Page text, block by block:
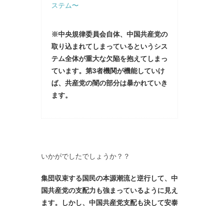
ステム〜
※中央規律委員会自体、中国共産党の
取り込まれてしまっているというシス
テム全体が重大な欠陥を抱えてしまっ
ています。第3者機関が機能していけ
ば、共産党の闇の部分は暴かれていき
ます。
いかがでしたでしょうか？？
集団収束する国民の本源潮流と逆行して、中
国共産党の支配力も強まっているように見え
ます。しかし、中国共産党支配も決して安泰